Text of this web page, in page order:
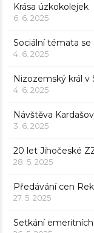
Krása úzkokolejek
6. 6. 2025
Sociální témata
4. 6. 2025
Nizozemský král v
4. 6. 2025
Návštěva
3. 6. 2025
20 let Jihočeské
28. 5. 2025
Předávání cen
27. 5. 2025
Setkání